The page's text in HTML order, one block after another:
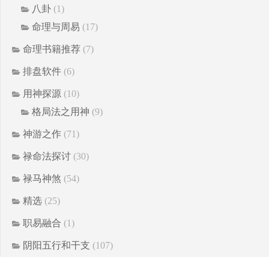
八卦 (1)
命理与周易 (17)
命理书籍推荐 (7)
排盘软件 (6)
用神探源 (10)
格局法之用神 (9)
神游之作 (71)
禄命法探讨 (30)
禄马神煞 (54)
精选 (25)
职易融合 (1)
阴阳五行和干支 (107)